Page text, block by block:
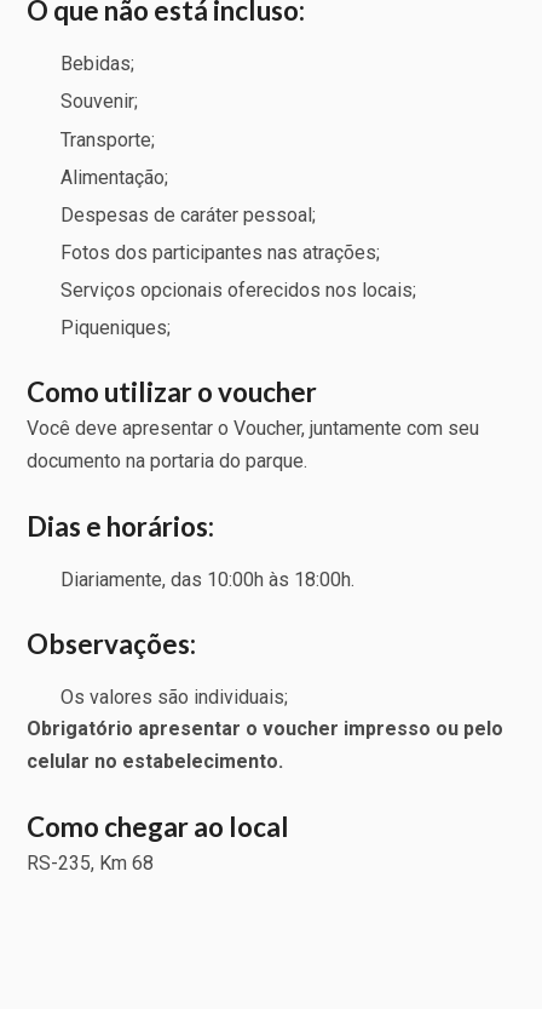
O que não está incluso:
Bebidas;
Souvenir;
Transporte;
Alimentação;
Despesas de caráter pessoal;
Fotos dos participantes nas atrações;
Serviços opcionais oferecidos nos locais;
Piqueniques;
Como utilizar o voucher
Você deve apresentar o Voucher, juntamente com seu
documento na portaria do parque.
Dias e horários:
Diariamente, das 10:00h às 18:00h.
Observações:
Os valores são individuais;
Obrigatório apresentar o voucher impresso ou pelo
celular no estabelecimento.
Como chegar ao local
RS-235, Km 68